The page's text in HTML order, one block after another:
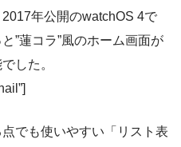
年公開のwatchOS 4で
”蓮コラ”風のホーム画面が
した。
でも使いやすい「リスト表